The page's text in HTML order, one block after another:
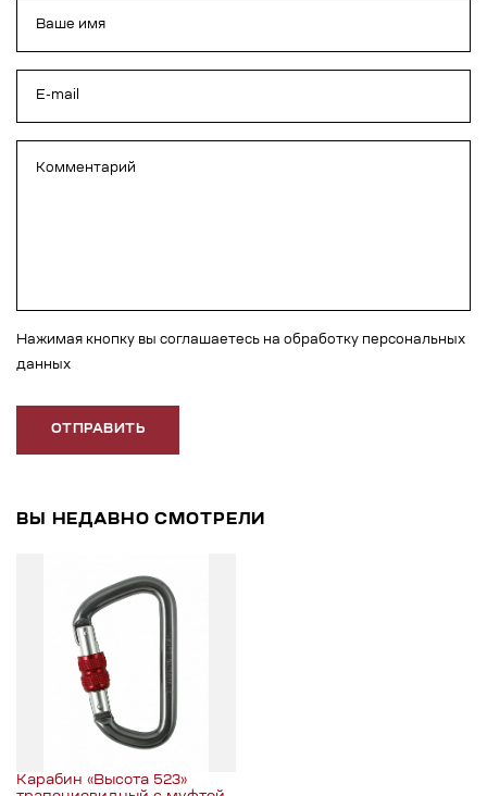
Нажимая кнопку вы соглашаетесь на обработку персональных
данных
ОТПРАВИТЬ
ВЫ НЕДАВНО СМОТРЕЛИ
Карабин «Высота 523»